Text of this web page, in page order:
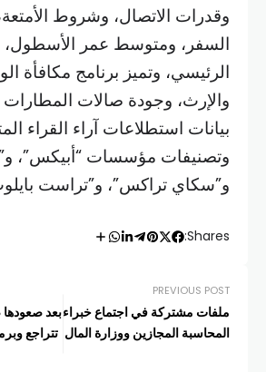
وقدرات الاتصال، وشروط
السفر، ومتوسط عمر الأسطول،
الرئيسي، وتميز برنامج مكافأة
والإرث، وجودة صالات
بيانات استطلاعات آراء القراء
وتصنيفات مؤسسات “أبيكس”،
و”سكاي تراكس”، و”تراست
Shares:
PREVIOUS POST
ملفات مشتركة في اجتماع خبراء
المحاسبة المجازين ووزارة المال
بعد